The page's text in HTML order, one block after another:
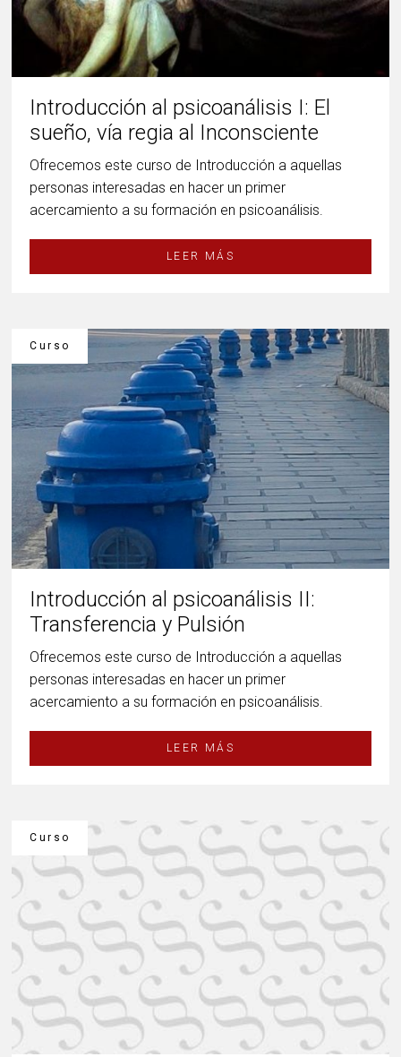
Introducción al psicoanálisis I: El
sueño, vía regia al Inconsciente
Ofrecemos este curso de Introducción a aquellas
personas interesadas en hacer un primer
acercamiento a su formación en psicoanálisis.
LEER MÁS
Curso
Introducción al psicoanálisis II:
Transferencia y Pulsión
Ofrecemos este curso de Introducción a aquellas
personas interesadas en hacer un primer
acercamiento a su formación en psicoanálisis.
LEER MÁS
Curso